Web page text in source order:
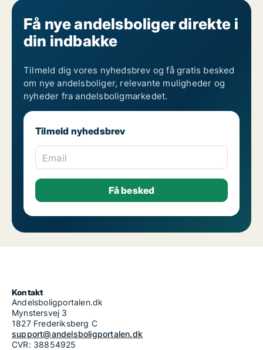
Andelsboliger til salg i Ørestad
Andelsboliger til salg på Østerbro
Få nye andelsboliger direkte i
din indbakke
Tilmeld dig vores nyhedsbrev og få gratis besked
om nye andelsboliger, relevante muligheder og
nyheder fra andelsboligmarkedet.
Tilmeld nyhedsbrev
Email
Kontakt
Andelsboligportalen.dk
Mynstersvej 3
1827 Frederiksberg C
support@andelsboligportalen.dk
CVR: 38854925